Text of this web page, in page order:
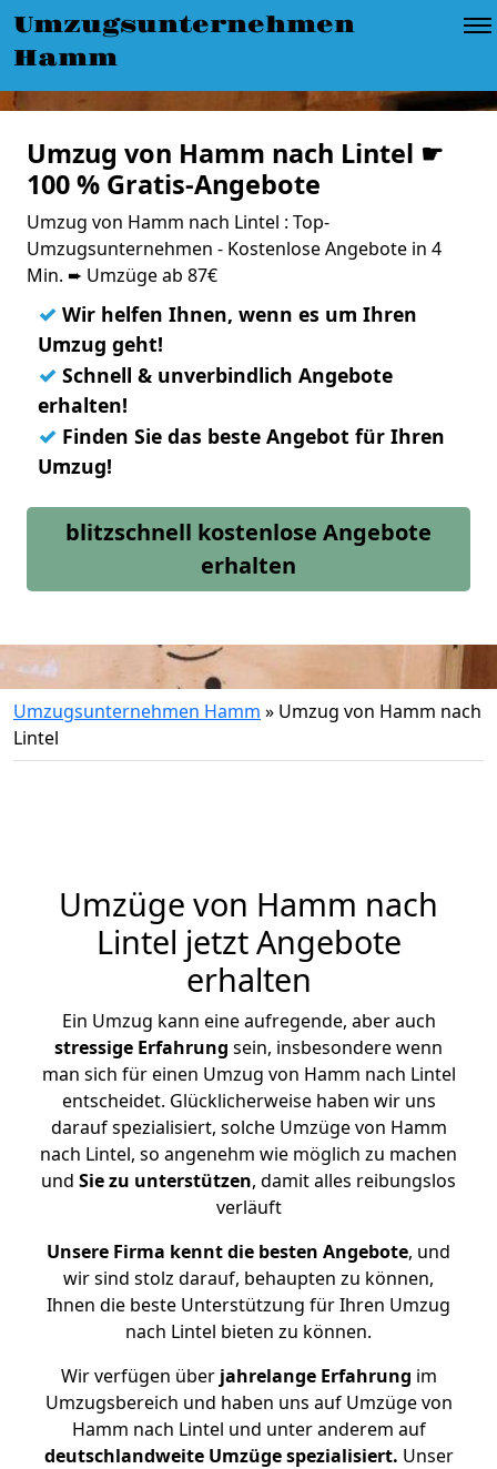
Umzugsunternehmen
Hamm
Umzug von Hamm nach Lintel ☛
100 % Gratis-Angebote
Umzug von Hamm nach Lintel : Top-
Umzugsunternehmen - Kostenlose Angebote in 4
Min. ➨ Umzüge ab 87€
✓ Wir helfen Ihnen, wenn es um Ihren
Umzug geht!
✓ Schnell & unverbindlich Angebote
erhalten!
✓ Finden Sie das beste Angebot für Ihren
Umzug!
blitzschnell kostenlose Angebote
erhalten
Umzugsunternehmen Hamm » Umzug von Hamm nach
Lintel
Umzüge von Hamm nach
Lintel jetzt Angebote
erhalten
Ein Umzug kann eine aufregende, aber auch
stressige Erfahrung sein, insbesondere wenn
man sich für einen Umzug von Hamm nach Lintel
entscheidet. Glücklicherweise haben wir uns
darauf spezialisiert, solche Umzüge von Hamm
nach Lintel, so angenehm wie möglich zu machen
und Sie zu unterstützen, damit alles reibungslos
verläuft
Unsere Firma kennt die besten Angebote, und
wir sind stolz darauf, behaupten zu können,
Ihnen die beste Unterstützung für Ihren Umzug
nach Lintel bieten zu können.
Wir verfügen überjahrelange Erfahrung im
Umzugsbereich und haben uns auf Umzüge von
Hamm nach Lintel und unter anderem auf
deutschlandweite Umzüge spezialisiert. Unser